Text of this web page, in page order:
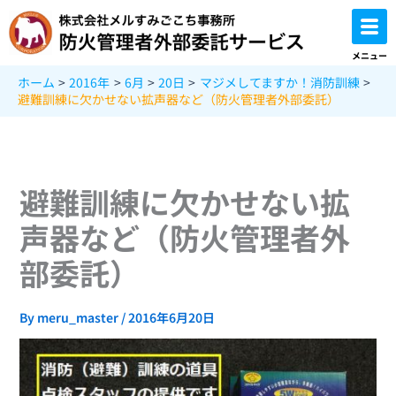
容
を
メニュー
ホーム 2016年 6月 20日
マジメしてますか！消防訓練
避難訓練に欠かせない拡声器など（防火管理者外部委託）
避難訓練に欠かせない拡
声器など（防火管理者外
部委託）
By meru_master /2016年6月20日